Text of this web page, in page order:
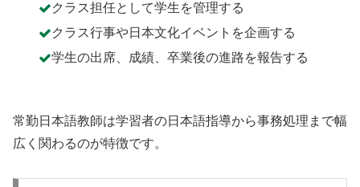
クラス担任として学生を管理する
クラス行事や日本文化イベントを企画する
学生の出席、成績、卒業後の進路を報告する
常勤日本語教師は学習者の日本語指導から事務処理まで幅
広く関わるのが特徴です。